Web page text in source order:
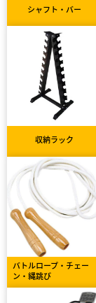
シャフト・バー
収納ラック
バトルロープ・チェー
ン・縄跳び